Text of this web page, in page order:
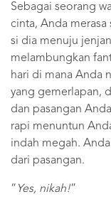
Sebagai seorang
cinta, Anda
si dia menuju
melambungkan
hari di mana Anda
yang gemerlapan,
dan pasangan
rapi menuntun
indah megah.
dari pasangan.
“ Yes, nikah!”